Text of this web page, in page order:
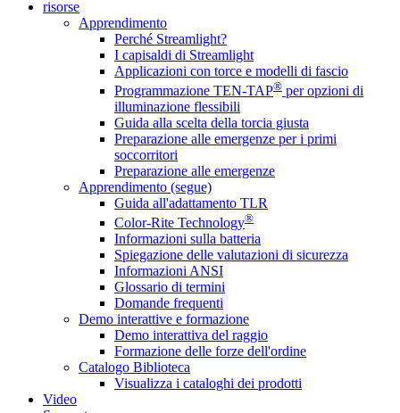
risorse
Apprendimento
Perché Streamlight?
I capisaldi di Streamlight
Applicazioni con torce e modelli di fascio
Programmazione TEN-TAP® per opzioni di
illuminazione flessibili
Guida alla scelta della torcia giusta
Preparazione alle emergenze per i primi
soccorritori
Preparazione alle emergenze
Apprendimento (segue)
Guida all'adattamento TLR
Color-Rite Technology®
Informazioni sulla batteria
Spiegazione delle valutazioni di sicurezza
Informazioni ANSI
Glossario di termini
Domande frequenti
Demo interattive e formazione
Demo interattiva del raggio
Formazione delle forze dell'ordine
Catalogo Biblioteca
Visualizza i cataloghi dei prodotti
Video